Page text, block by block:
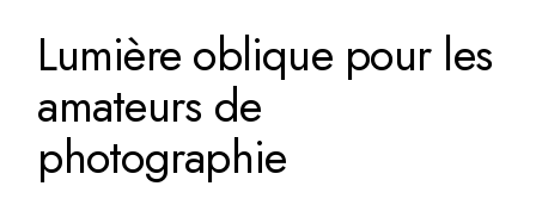
Lumière oblique pour les
amateurs de
photographie